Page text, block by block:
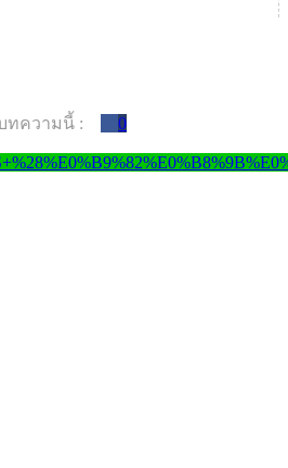
ทความนี้ : 0